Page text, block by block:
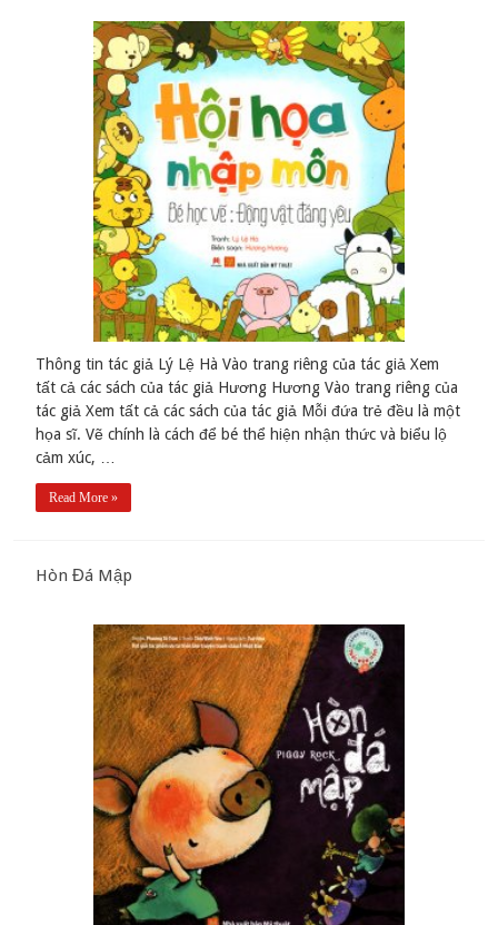
Thông tin tác giả Lý Lệ Hà Vào trang riêng của tác giả Xem
tất cả các sách của tác giả Hương Hương Vào trang riêng của
tác giả Xem tất cả các sách của tác giả Mỗi đứa trẻ đều là một
họa sĩ. Vẽ chính là cách để bé thể hiện nhận thức và biểu lộ
cảm xúc, …
Read More »
Hòn Đá Mập